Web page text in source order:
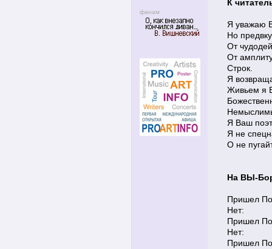
фанам
К
Я уважаю
Но
От
От
Строк.
Я
Живьем я
Я Ваш
Я не
О не
На ВЫ-
Пришел
Нет:
Пришел
Нет:
Пришел